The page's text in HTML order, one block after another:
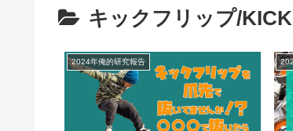
キックフリップ/
2024年俺的研究報告